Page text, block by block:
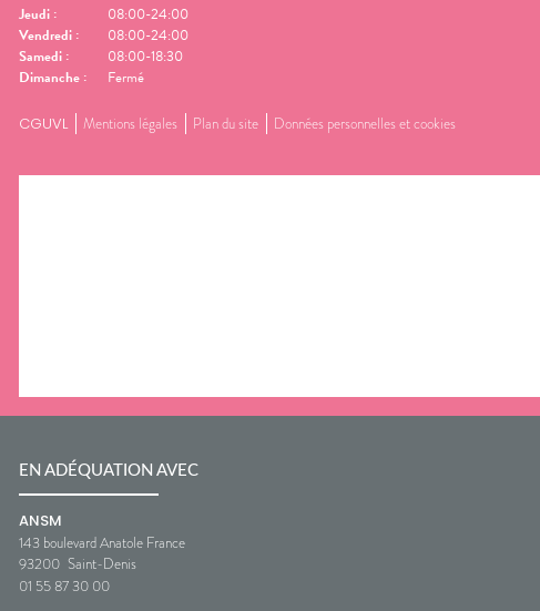
Jeudi :
08:00-24:00
Vendredi :
08:00-24:00
Samedi :
08:00-18:30
Dimanche : Fermé
CGUVL Mentions légales Plan du site Données personnelles et cookies
EN ADÉQUATION AVEC
ANSM
143 boulevard Anatole France
93200 Saint-Denis
01 55 87 30 00